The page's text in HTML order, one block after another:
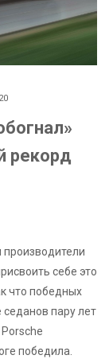
рекорд
производители
себе это
что победных
пару лет
победила.